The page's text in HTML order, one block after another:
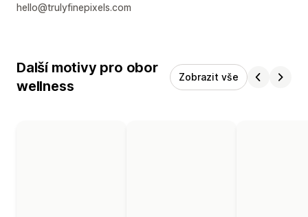
hello@trulyfinepixels.com
Další motivy pro obor
wellness
Zobrazit vše